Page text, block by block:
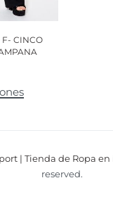
F- CINCO
| Tienda de Ropa
reserved.